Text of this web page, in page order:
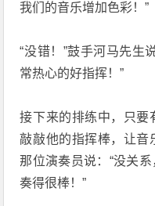
我们的音乐增加色彩！”
“没错！”鼓手河马先生
常热心的好指挥！”
接下来的排练中，只要
敲敲他的指挥棒，让音
那位演奏员说：“没关
奏得很棒！”